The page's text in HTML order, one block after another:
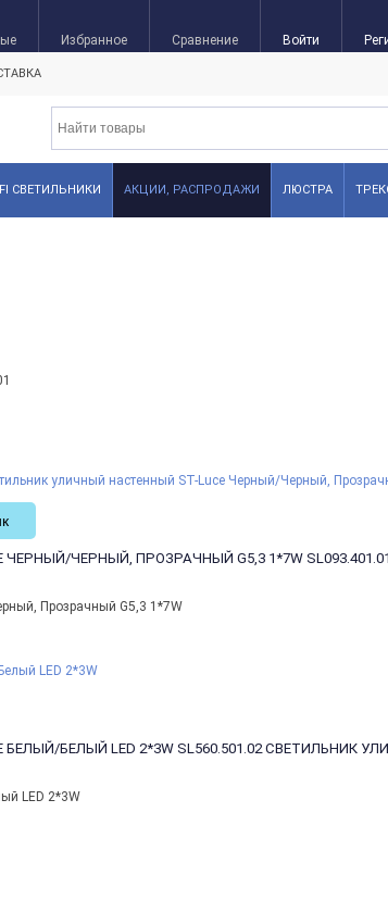
Избранное Сравнение Войти
СВЕТИЛЬНИКИ АКЦИИ, РАСПРОДАЖИ ЛЮСТРА
ЧЕРНЫЙ/ЧЕРНЫЙ, ПРОЗРАЧНЫЙ G5,3 1*7W
Прозрачный G5,3 1*7W
БЕЛЫЙ/БЕЛЫЙ LED 2*3W SL560.501.02 СВЕТИЛЬНИК
LED 2*3W